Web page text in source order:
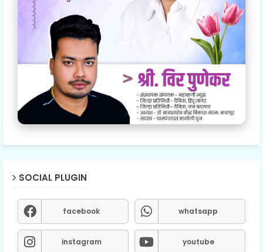
SOCIAL PLUGIN
facebook whatsapp
instagram youtube